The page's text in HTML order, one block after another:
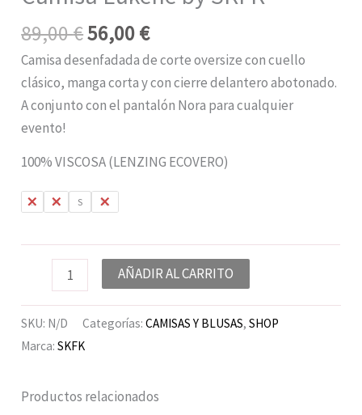
89,00€56,00€
Camisa desenfadada de corte oversize con cuello
clásico, manga corta y con cierre delantero abotonado.
A conjunto con el pantalón Nora para cualquier
evento!
100% VISCOSA (LENZING ECOVERO)
L M S XL
AÑADIR AL CARRITO
SKU: N/D Categorías:CAMISAS Y BLUSAS,SHOP
Marca:SKFK
Productos relacionados